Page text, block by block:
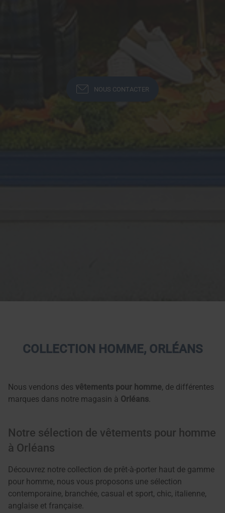
NOUS CONTACTER
COLLECTION HOMME, ORLÉANS
Nous vendons des vêtements pour homme, de différentes
marques dans notre magasin à Orléans.
Notre sélection de vêtements pour homme
à Orléans
Découvrez notre collection de prêt-à-porter haut de gamme
pour homme, nous vous proposons une sélection
contemporaine, branchée, casual et sport, chic, italienne,
anglaise et française.